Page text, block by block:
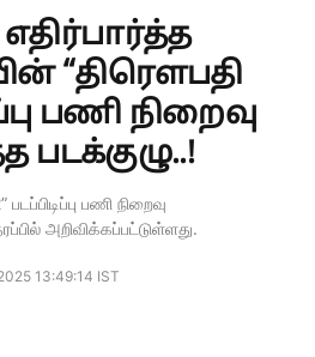
“திரௌபதி
பணி நிறைவு
படக்குழு..!
பணி நிறைவு
அறிவிக்கப்பட்டுள்ளது.
13:49:14 IST